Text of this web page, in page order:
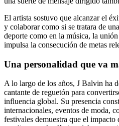
El artista sostuvo que alcanzar el
y colaborar como si se tratara de
deporte como en la música, la
impulsa la consecución de metas
Una personalidad que va
A lo largo de los años, J Balvin ha
cantante de reguetón para
influencia global. Su presencia
internacionales, eventos de moda,
festivales demuestra que el impacto